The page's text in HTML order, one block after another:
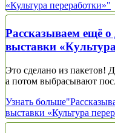
«Культура переработки»"
Рассказываем ещё
выставки
Это сделано из пакетов!
а потом выбрасывают
Узнать больше
выставки «Культура